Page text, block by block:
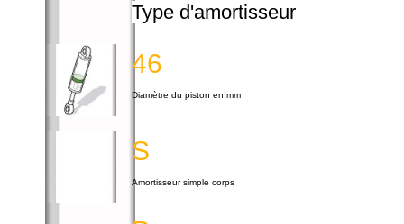
Type d'amortisseur
46
Diamètre du piston en mm
S
Amortisseur simple corps